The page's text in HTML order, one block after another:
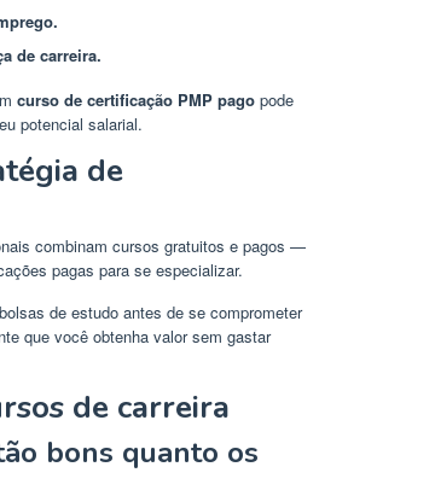
de carreira.
curso de certificação PMP pago pode
potencial salarial.
de
combinam cursos gratuitos e pagos —
pagas para se especializar.
de estudo antes de se comprometer
que você obtenha valor sem gastar
de carreira
bons quanto os